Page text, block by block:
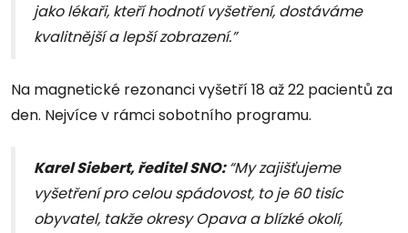
jako lékaři, kteří hodnotí vyšetření, dostáváme
kvalitnější a lepší zobrazení.”
Na magnetické rezonanci vyšetří 18 až 22 pacientů za
den. Nejvíce v rámci sobotního programu.
Karel Siebert, ředitel SNO:“My zajišťujeme
vyšetření pro celou spádovost, to je 60 tisíc
obyvatel, takže okresy Opava a blízké okolí,